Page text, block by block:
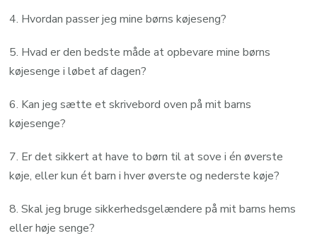
4. Hvordan passer jeg mine børns køjeseng?
5. Hvad er den bedste måde at opbevare mine børns
køjesenge i løbet af dagen?
6. Kan jeg sætte et skrivebord oven på mit barns
køjesenge?
7. Er det sikkert at have to børn til at sove i én øverste
køje, eller kun ét barn i hver øverste og nederste køje?
8. Skal jeg bruge sikkerhedsgelændere på mit barns hems
eller høje senge?